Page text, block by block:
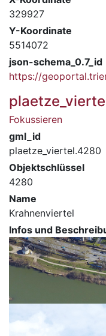
329927
Y-Koordinate
5514072
json-schema_0.7_id
https://
Fokussieren
gml_id
plaetze_viertel.4280
Objektschlüssel
4280
Name
Krahnenviertel
Infos und